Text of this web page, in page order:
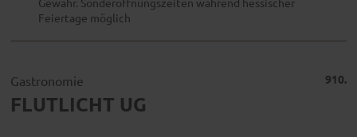
Feiertage möglich
Gastronomie
FLUTLICHT UG
910.